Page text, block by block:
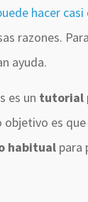
hacer
razones.
ayuda.
es un tutorial
es
habitual para